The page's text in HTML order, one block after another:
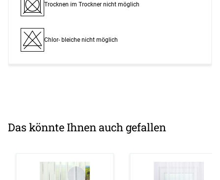
Trocknen im Trockner nicht möglich
Chlor- bleiche nicht möglich
Das könnte Ihnen auch gefallen